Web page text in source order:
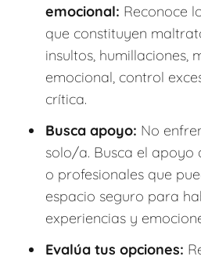
emocional: Reconoce
que constituyen
insultos, humillaciones,
emocional, control
crítica.
Busca apoyo: No
solo/a. Busca el apoyo
o profesionales que
espacio seguro para
experiencias y
Evalúa tus opciones: